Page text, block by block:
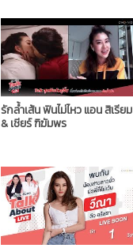
รักล้ำเส้น ฟินไม่ไหว แอน สิเรียม
& เชียร์ ฑิฆัมพร